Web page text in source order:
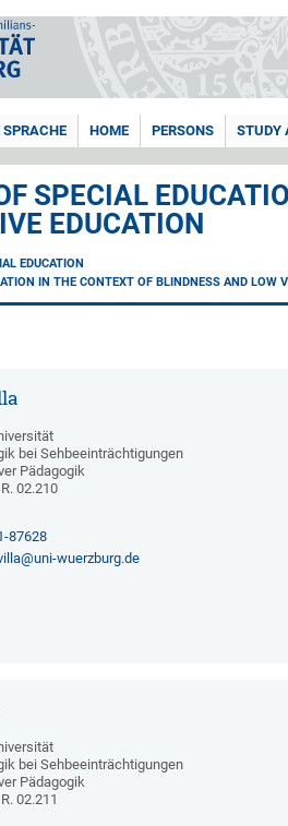
HOME PERSONS STUDY
SPECIAL
EDUCATION
EDUCATION
IN THE CONTEXT OF BLINDNESS AND LOW
bei Sehbeeinträchtigungen
Pädagogik
02.210
87628
wuerzburg.de
bei Sehbeeinträchtigungen
Pädagogik
02.211